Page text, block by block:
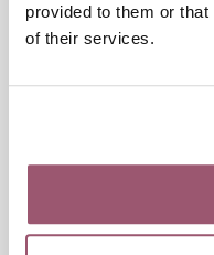
provided to them or
of their services.